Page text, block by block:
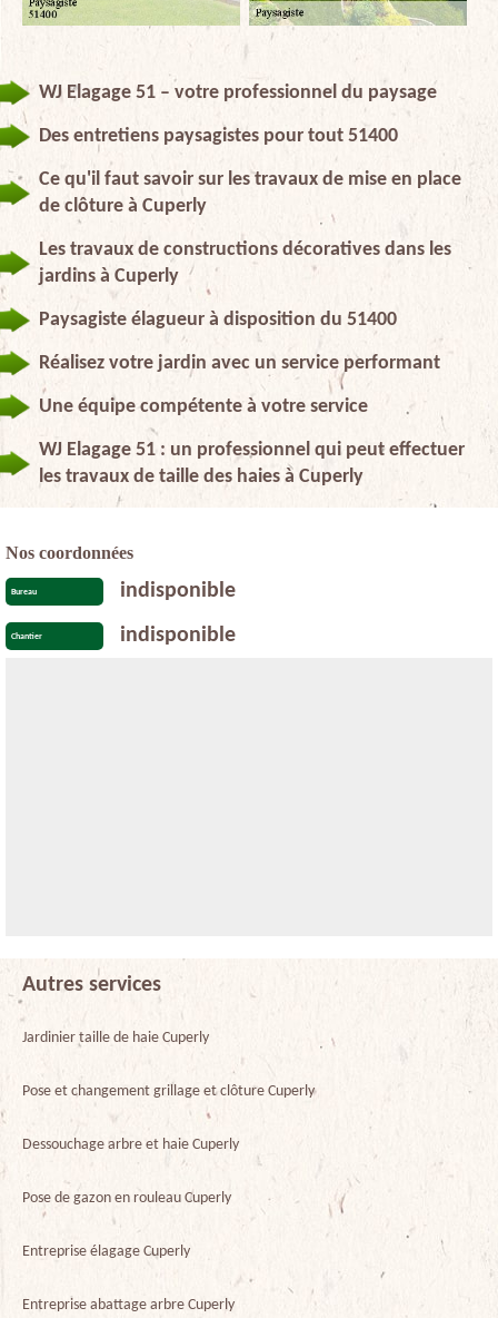
WJ Elagage 51 – votre professionnel du paysage
Des entretiens paysagistes pour tout 51400
Ce qu'il faut savoir sur les travaux de mise en place
de clôture à Cuperly
Les travaux de constructions décoratives dans les
jardins à Cuperly
Paysagiste élagueur à disposition du 51400
Réalisez votre jardin avec un service performant
Une équipe compétente à votre service
WJ Elagage 51 : un professionnel qui peut effectuer
les travaux de taille des haies à Cuperly
Nos coordonnées
Bureau indisponible
Chantier indisponible
Autres services
Jardinier taille de haie Cuperly
Pose et changement grillage et clôture Cuperly
Dessouchage arbre et haie Cuperly
Pose de gazon en rouleau Cuperly
Entreprise élagage Cuperly
Entreprise abattage arbre Cuperly